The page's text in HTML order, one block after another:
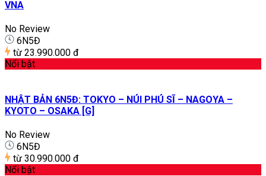
VNA
No Review
6N5Đ
từ 23.990.000 đ
Nổi bật
NHẬT BẢN 6N5Đ: TOKYO – NÚI PHÚ SĨ – NAGOYA –
KYOTO – OSAKA [G]
No Review
6N5Đ
từ 30.990.000 đ
Nổi bật